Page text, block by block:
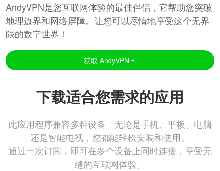
AndyVPN是您互联网体验的最佳伴侣，它帮助您突破
地理边界和网络屏障。让您可以尽情地享受这个无界
限的数字世界！
获取 AndyVPN
下载适合您需求的应用
此应用程序兼容多种设备，无论是手机、平板、电脑
还是智能电视，您都能轻松安装和使用。
通过一次订阅，即可在多个设备上同时连接，享受无
缝的互联网体验。